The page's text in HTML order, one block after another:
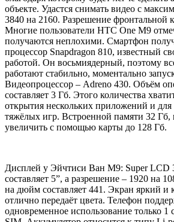
объекте. Удастся снимать видео с
3840 на 2160. Разрешение фронтальной
Многие пользователи HTC One M9
получаются неплохими. Смартфон
процессор Snapdragon 810, известный
работой. Он восьмиядерный, поэтому
работают стабильно, моментально
Видеопроцессор – Adreno 430. Объём
составляет 3 Гб. Этого количества
открытия нескольких приложений и
тяжёлых игр. Встроенной памяти 32
увеличить с помощью карты до 128 Гб.
Дисплей у Эйчтиси Ван М9: Super LCD
составляет 5”, а разрешение – 1920 на
на дюйм составляет 441. Экран яркий и
отлично передаёт цвета. Телефон
одновременное использование только 1